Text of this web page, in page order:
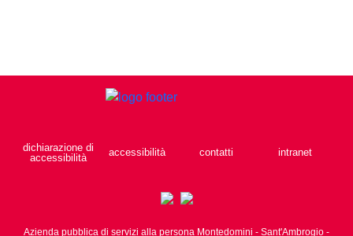
dichiarazione di
accessibilità
accessibilità contatti intranet
Azienda pubblica di servizi alla persona Montedomini - Sant'Ambrogio -